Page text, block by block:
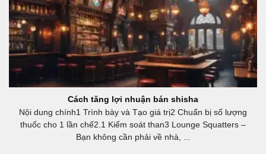
Cách tăng lợi nhuận bán shisha
Nội dung chính1 Trình bày và Tạo giá trị2 Chuẩn bị số lượng
thuốc cho 1 lần chế2.1 Kiểm soát than3 Lounge Squatters –
Bạn không cần phải về nhà, ...